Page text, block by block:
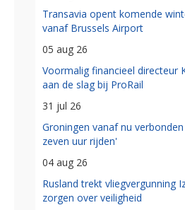
Transavia opent komende
vanaf Brussels Airport
05 aug 26
Voormalig financieel directeur
aan de slag bij ProRail
31 jul 26
Groningen vanaf nu
zeven uur rijden'
04 aug 26
Rusland trekt vliegvergunning
zorgen over veiligheid